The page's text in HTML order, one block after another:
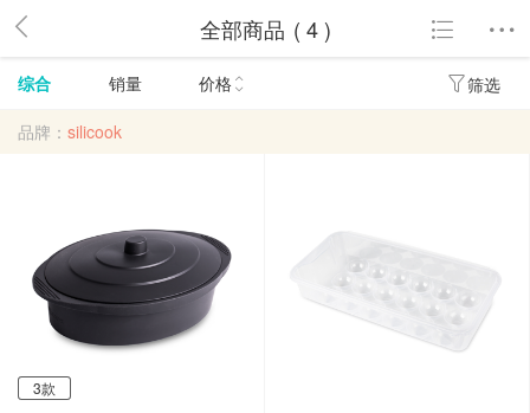
全部商品 ( 4 )
综合 销量 价格 筛选
品牌： silicook
3款
3款